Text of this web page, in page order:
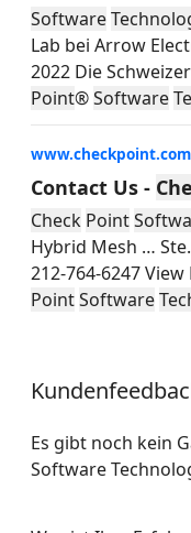
Software
Lab bei Arrow
2022 Die
Point®Software
Contact Us -
Check Point
Hybrid Mesh …
212-764-6247
PointSoftware
Es gibt noch kein
Software